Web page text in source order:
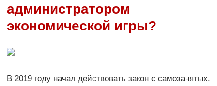
администратором
экономической игры?
В 2019 году начал действовать закон о самозанятых.